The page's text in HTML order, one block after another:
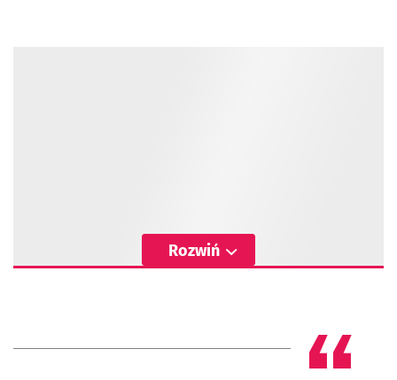
Rozwiń